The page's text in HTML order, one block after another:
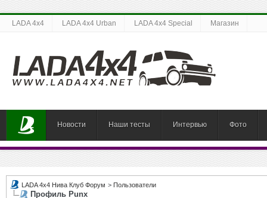
LADA 4x4 LADA 4x4 Urban LADA 4x4 Special Магазин
Новости Наши тесты Интервью Фото
LADA 4x4 Нива Клуб Форум > Пользователи
Профиль Punx